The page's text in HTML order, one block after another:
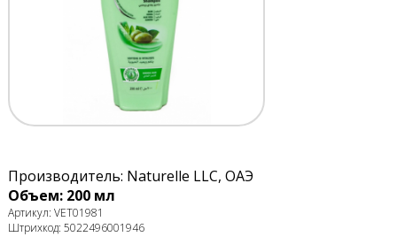
Производитель: Naturelle LLC, ОАЭ
Объем: 200 мл
Артикул: VET01981
Штрихкод: 5022496001946